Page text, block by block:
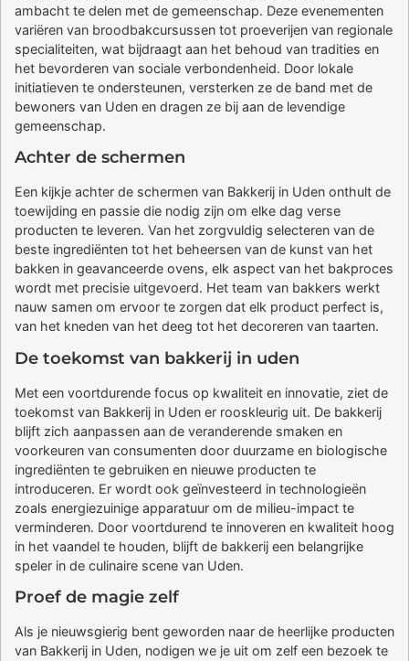
ambacht te delen met de gemeenschap. Deze evenementen
variëren van broodbakcursussen tot proeverijen van regionale
specialiteiten, wat bijdraagt aan het behoud van tradities en
het bevorderen van sociale verbondenheid. Door lokale
initiatieven te ondersteunen, versterken ze de band met de
bewoners van Uden en dragen ze bij aan de levendige
gemeenschap.
Achter de schermen
Een kijkje achter de schermen van Bakkerij in Uden onthult de
toewijding en passie die nodig zijn om elke dag verse
producten te leveren. Van het zorgvuldig selecteren van de
beste ingrediënten tot het beheersen van de kunst van het
bakken in geavanceerde ovens, elk aspect van het bakproces
wordt met precisie uitgevoerd. Het team van bakkers werkt
nauw samen om ervoor te zorgen dat elk product perfect is,
van het kneden van het deeg tot het decoreren van taarten.
De toekomst van bakkerij in uden
Met een voortdurende focus op kwaliteit en innovatie, ziet de
toekomst van Bakkerij in Uden er rooskleurig uit. De bakkerij
blijft zich aanpassen aan de veranderende smaken en
voorkeuren van consumenten door duurzame en biologische
ingrediënten te gebruiken en nieuwe producten te
introduceren. Er wordt ook geïnvesteerd in technologieën
zoals energiezuinige apparatuur om de milieu-impact te
verminderen. Door voortdurend te innoveren en kwaliteit hoog
in het vaandel te houden, blijft de bakkerij een belangrijke
speler in de culinaire scene van Uden.
Proef de magie zelf
Als je nieuwsgierig bent geworden naar de heerlijke producten
van Bakkerij in Uden, nodigen we je uit om zelf een bezoek te